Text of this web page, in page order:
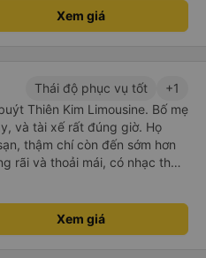
Xem giá
Thái độ phục vụ tốt
+1
Thiên Kim Limousine. Bố mẹ
và tài xế rất đúng giờ. Họ
thậm chí còn đến sớm hơn
rãi và thoải mái, có nhạc thư
trợ trên Zalo đã trả lời mọi
chí còn gửi ảnh điểm đón
sẻ từ đầu đến cuối.
Xem giá